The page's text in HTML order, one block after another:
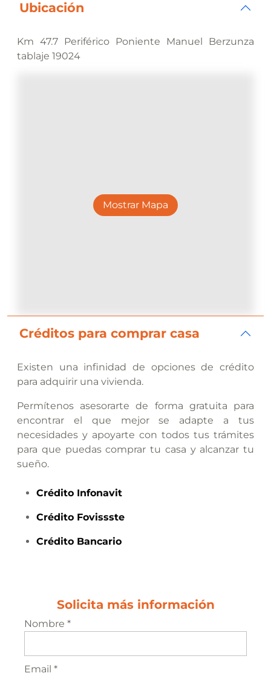
Ubicación
Km 47.7 Periférico Poniente Manuel Berzunza
tablaje 19024
Mostrar Mapa
Créditos para comprar casa
Existen una infinidad de opciones de crédito
para adquirir una vivienda.
Permítenos asesorarte de forma gratuita para
encontrar el que mejor se adapte a tus
necesidades y apoyarte con todos tus trámites
para que puedas comprar tu casa y alcanzar tu
sueño.
Crédito Infonavit
Crédito Fovissste
Crédito Bancario
Solicita más información
Nombre *
Email *